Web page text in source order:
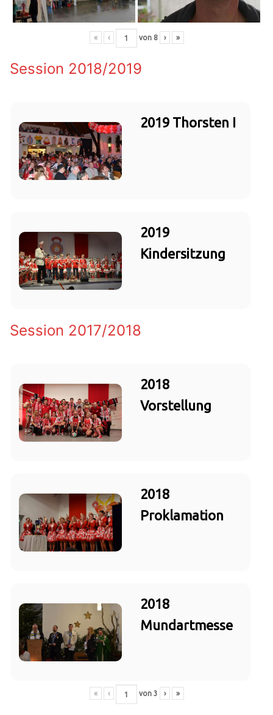
« ‹ von 8 › »
Session 2018/2019
2019 Thorsten I
2019
Kindersitzung
Session 2017/2018
2018
Vorstellung
2018
Proklamation
2018
Mundartmesse
« ‹ von 3 › »